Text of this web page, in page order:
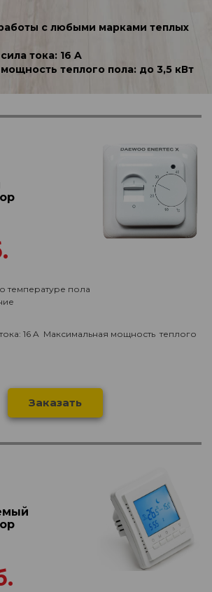
с любыми марками теплых
тока: 16 A
теплого пола: до 3,5 кВт
температуре пола
16 A Максимальная мощность теплого
Заказать